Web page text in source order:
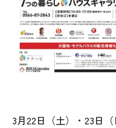
3月22日（土）・23日